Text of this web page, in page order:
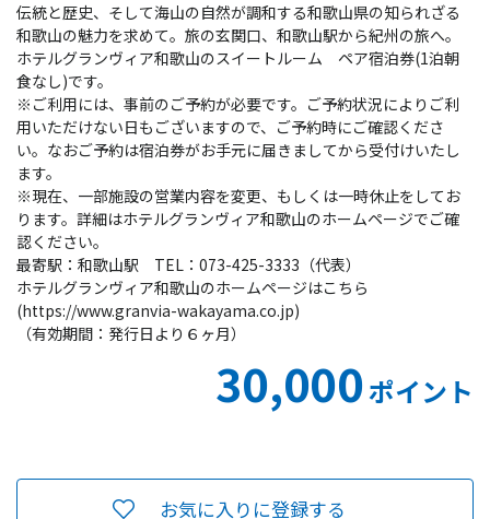
伝統と歴史、そして海山の自然が調和する和歌山県の知られざる
和歌山の魅力を求めて。旅の玄関口、和歌山駅から紀州の旅へ。
ホテルグランヴィア和歌山のスイートルーム ペア宿泊券(1泊朝
食なし)です。
※ご利用には、事前のご予約が必要です。ご予約状況によりご利
用いただけない日もございますので、ご予約時にご確認くださ
い。なおご予約は宿泊券がお手元に届きましてから受付けいたし
ます。
※現在、一部施設の営業内容を変更、もしくは一時休止をしてお
ります。詳細はホテルグランヴィア和歌山のホームページでご確
認ください。
最寄駅：和歌山駅 TEL：073-425-3333（代表）
ホテルグランヴィア和歌山のホームページはこちら
(https://www.granvia-wakayama.co.jp)
（有効期間：発行日より６ヶ月）
30,000ポイント
お気に入りに登録する